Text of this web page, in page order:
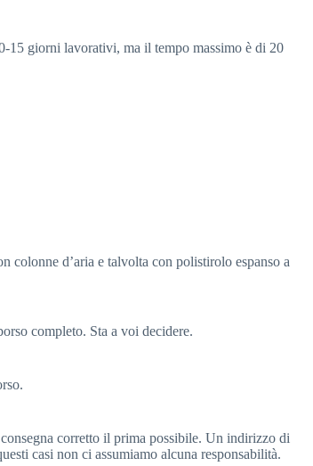
15 giorni lavorativi, ma il tempo massimo è di 20
colonne d’aria e talvolta con polistirolo espanso a
completo. Sta a voi decidere.
corretto il prima possibile. Un indirizzo di
casi non ci assumiamo alcuna responsabilità.